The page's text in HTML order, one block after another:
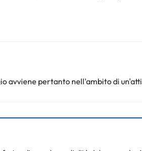
Wi-Fi e bagno con doccia o
nel centro storico, oltre a
presso la struttura. Tutte le
avviene pertanto nell'ambito di